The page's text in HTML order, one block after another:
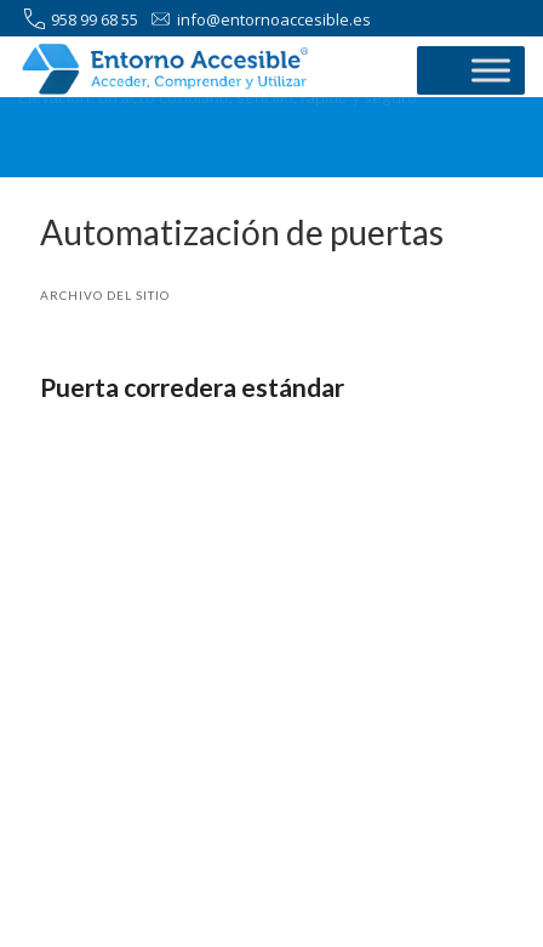
958 99 68 55 info@entornoaccesible.es
Elevación: un acto cotidiano, sencillo, rápido y seguro
Automatización de puertas
ARCHIVO DEL SITIO
Puerta corredera estándar